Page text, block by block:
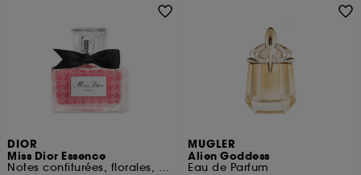
DIOR
Miss Dior Essence
Notes confiturées, florales, boisées
MUGLER
Alien Goddess
Eau de Parfum